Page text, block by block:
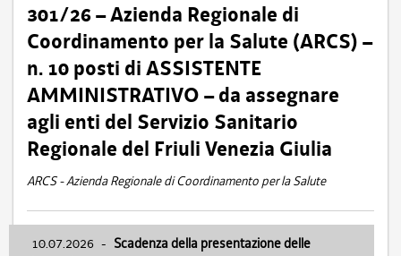
301/26 – Azienda Regionale di
Coordinamento per la Salute (ARCS) –
n. 10 posti di ASSISTENTE
AMMINISTRATIVO – da assegnare
agli enti del Servizio Sanitario
Regionale del Friuli Venezia Giulia
ARCS - Azienda Regionale di Coordinamento per la Salute
10.07.2026 - Scadenza della presentazione delle